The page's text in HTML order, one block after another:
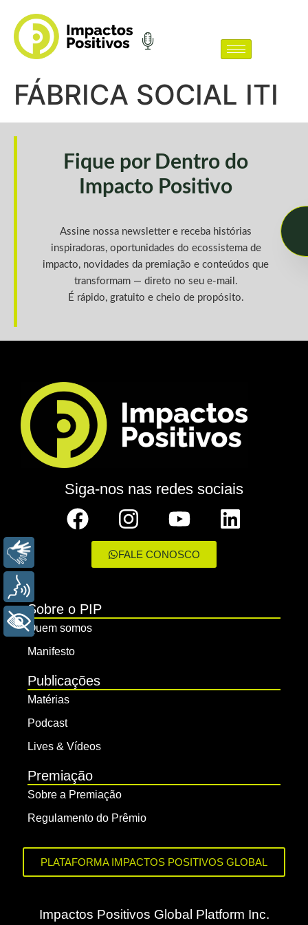
FÁBRICA SOCIAL ITI
Fique por Dentro do
Impacto Positivo
Assine nossa newsletter e receba histórias
inspiradoras, oportunidades do ecossistema de
impacto, novidades da premiação e conteúdos que
transformam — direto no seu e-mail.
É rápido, gratuito e cheio de propósito.
Siga-nos nas redes sociais
FALE CONOSCO
Sobre o PIP
Quem somos
Manifesto
Publicações
Matérias
Podcast
Lives & Vídeos
Premiação
Sobre a Premiação
Regulamento do Prêmio
PLATAFORMA IMPACTOS POSITIVOS GLOBAL
Impactos Positivos Global Platform Inc.
+ ACESSIBILIDADE